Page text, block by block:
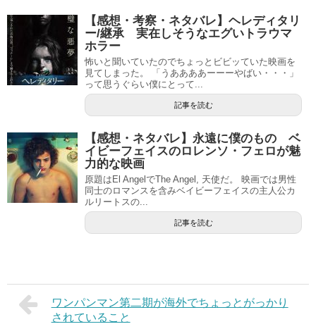
【感想・考察・ネタバレ】ヘレディタリ
ー/継承 実在しそうなエグいトラウマ
ホラー
怖いと聞いていたのでちょっとビビッていた映画を
見てしまった。 「うああああーーーやばい・・・」
って思うぐらい僕にとって...
記事を読む
【感想・ネタバレ】永遠に僕のもの ベ
イビーフェイスのロレンソ・フェロが魅
力的な映画
原題はEl AngelでThe Angel, 天使だ。 映画では男性
同士のロマンスを含みベイビーフェイスの主人公カ
ルリートスの...
記事を読む
ワンパンマン第二期が海外でちょっとがっかり
されていること